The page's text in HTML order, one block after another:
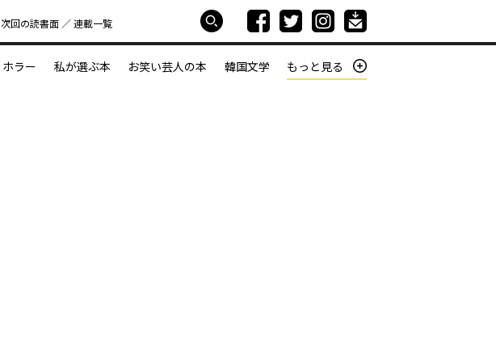
次回の読書⾯ 連載一覧
ホラー 私が選ぶ本 お笑い芸人の本 韓国文学 もっと見る